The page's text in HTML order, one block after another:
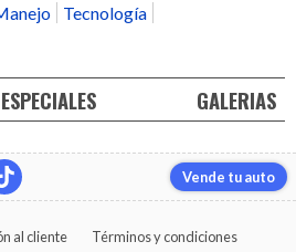
Tecnología
ESPECIALES GALERIAS
Vende tu auto
al cliente Términos y condiciones